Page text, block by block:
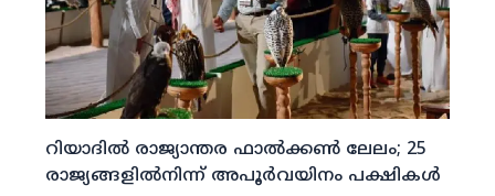
റിയാദില്‍ രാജ്യാന്തര ഫാല്‍ക്കണ്‍ ലേലം; 25
രാജ്യങ്ങളില്‍നിന്ന് അപൂര്‍വയിനം പക്ഷികള്‍